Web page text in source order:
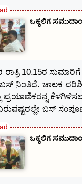
ಒಕ್ಕಲಿಗ
ರಾತ್ರಿ 10.15ರ
ನಿಂತಿದೆ. ಚಾಲಕ
ಪ್ರಯಾಣಿಕರನ್ನ
ಬಸ್
ಒಕ್ಕಲಿಗ